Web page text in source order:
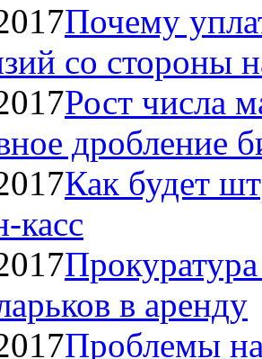
Почему
со стороны
Рост числа
дробление
Как будет
касс
в аренду
Проблемы